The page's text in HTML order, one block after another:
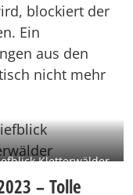
blockiert der
Ein
aus den
nicht mehr
Kletterwälder
– Tolle